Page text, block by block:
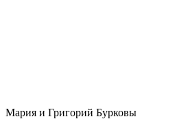
Мария и Григорий Бурковы